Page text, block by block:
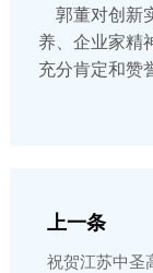
郭董对创新
养、企业家精
充分肯定和赞
上一条
祝贺江苏中圣